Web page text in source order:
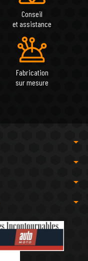
Conseil
et assistance
Fabrication
sur mesure
arrow_drop_down
arrow_drop_down
arrow_drop_down
arrow_drop_down